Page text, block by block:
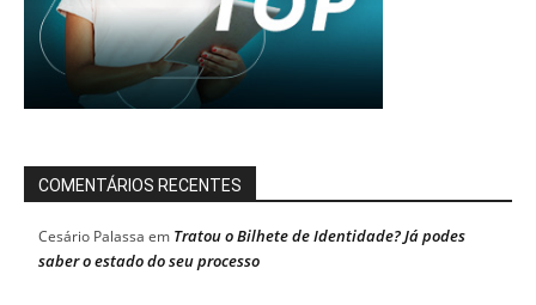
COMENTÁRIOS RECENTES
Cesário Palassa em Tratou o Bilhete de Identidade? Já podes
saber o estado do seu processo